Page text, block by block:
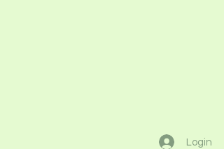
Login